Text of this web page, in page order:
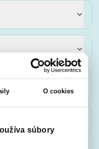
O cookies
súbory